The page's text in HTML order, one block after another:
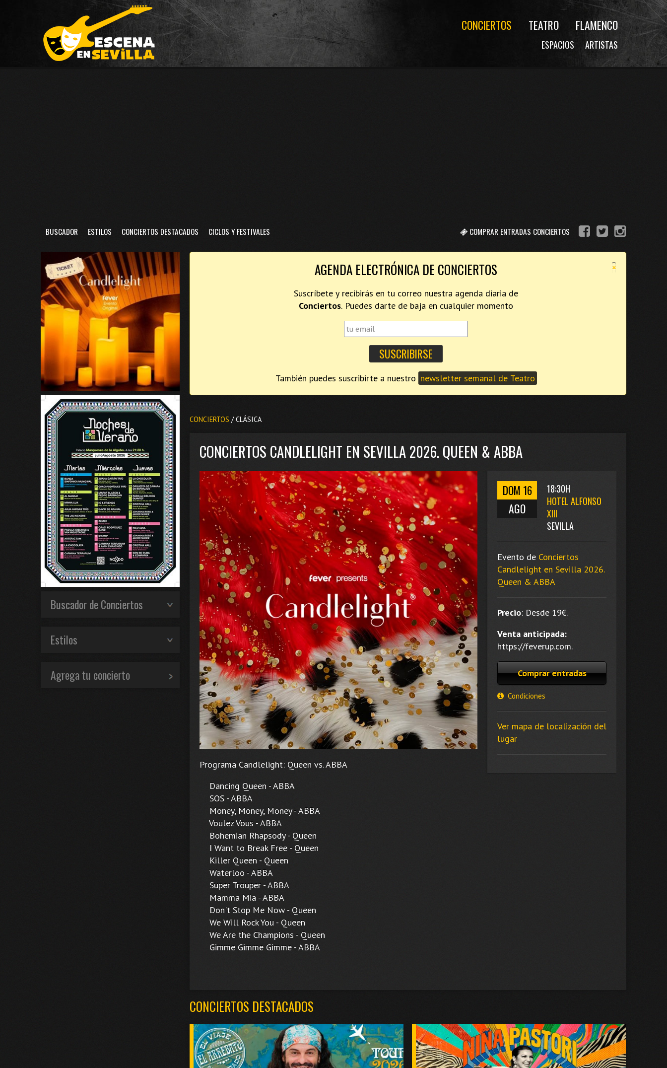
CONCIERTOS TEATRO FLAMENCO
ESPACIOS ARTISTAS
COMPRAR ENTRADAS CONCIERTOS
BUSCADOR ESTILOS CONCIERTOS DESTACADOS CICLOS Y FESTIVALES
×
AGENDA ELECTRÓNICA DE CONCIERTOS
Suscríbete y recibirás en tu correo nuestra agenda diaria de
Conciertos. Puedes darte de baja en cualquier momento
También puedes suscribirte a nuestro newsletter semanal de Teatro
CONCIERTOS / CLÁSICA
CONCIERTOS CANDLELIGHT EN SEVILLA 2026. QUEEN & ABBA
DOM 16
AGO
18:30H
HOTEL ALFONSO
XIII
SEVILLA
Evento de Conciertos
Candlelight en Sevilla 2026.
Queen & ABBA
Precio: Desde 19€.
Venta anticipada:
https://feverup.com.
Comprar entradas
Condiciones
Ver mapa de localización del
lugar
Programa Candlelight: Queen vs. ABBA
Dancing Queen - ABBA
SOS - ABBA
Money, Money, Money - ABBA
Voulez Vous - ABBA
Bohemian Rhapsody - Queen
I Want to Break Free - Queen
Killer Queen - Queen
Waterloo - ABBA
Super Trouper - ABBA
Mamma Mia - ABBA
Don't Stop Me Now - Queen
We Will Rock You - Queen
We Are the Champions - Queen
Gimme Gimme Gimme - ABBA
CONCIERTOS DESTACADOS
Buscador de Conciertos
Estilos
Agrega tu concierto